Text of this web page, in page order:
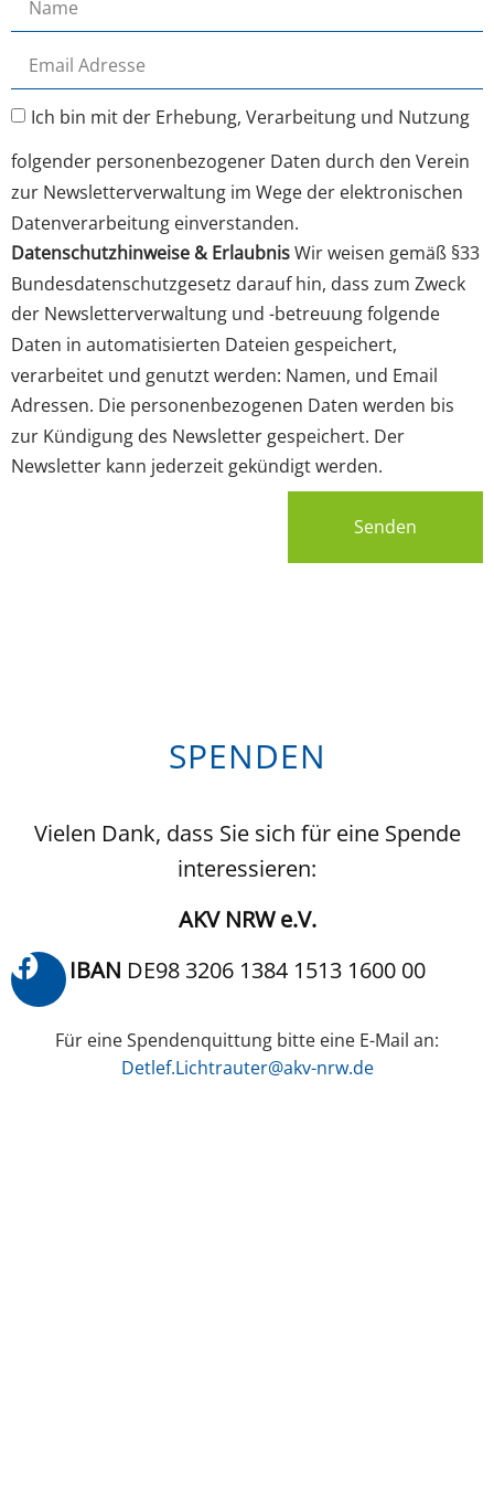
Ich bin mit der Erhebung, Verarbeitung und Nutzung
folgender personenbezogener Daten durch den Verein
zur Newsletterverwaltung im Wege der elektronischen
Datenverarbeitung einverstanden.
Datenschutzhinweise & ErlaubnisWir weisen gemäß §33
Bundesdatenschutzgesetz darauf hin, dass zum Zweck
der Newsletterverwaltung und -betreuung folgende
Daten in automatisierten Dateien gespeichert,
verarbeitet und genutzt werden: Namen, und Email
Adressen. Die personenbezogenen Daten werden bis
zur Kündigung des Newsletter gespeichert. Der
Newsletter kann jederzeit gekündigt werden.
Senden
SPENDEN
Vielen Dank, dass Sie sich für eine Spende
interessieren:
AKV NRW e.V.
IBAN DE98 3206 1384 1513 1600 00
Für eine Spendenquittung bitte eine E-Mail an:
Detlef.Lichtrauter@akv-nrw.de